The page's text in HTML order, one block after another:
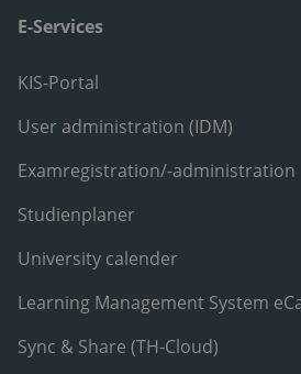
E-Services
KIS-Portal
User administration (IDM)
Examregistration/-administration
Studienplaner
University calender
Learning Management System
Sync & Share (TH-Cloud)